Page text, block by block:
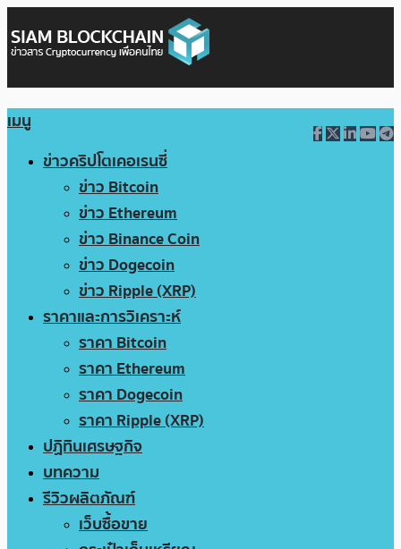
เมนู
ข่าวคริปโตเคอเรนซี่
ข่าว Bitcoin
ข่าว Ethereum
ข่าว Binance Coin
ข่าว Dogecoin
ข่าว Ripple (XRP)
ราคาและการวิเคราะห์
ราคา Bitcoin
ราคา Ethereum
ราคา Dogecoin
ราคา Ripple (XRP)
ปฏิทินเศรษฐกิจ
บทความ
รีวิวผลิตภัณฑ์
เว็บซื้อขาย